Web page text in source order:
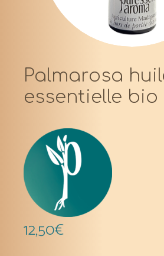
Palmarosa
essentielle bio
12,50€